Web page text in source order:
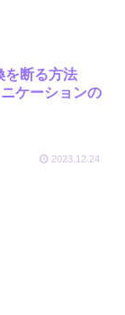
を断る方法
ケーションの
2023.12.24